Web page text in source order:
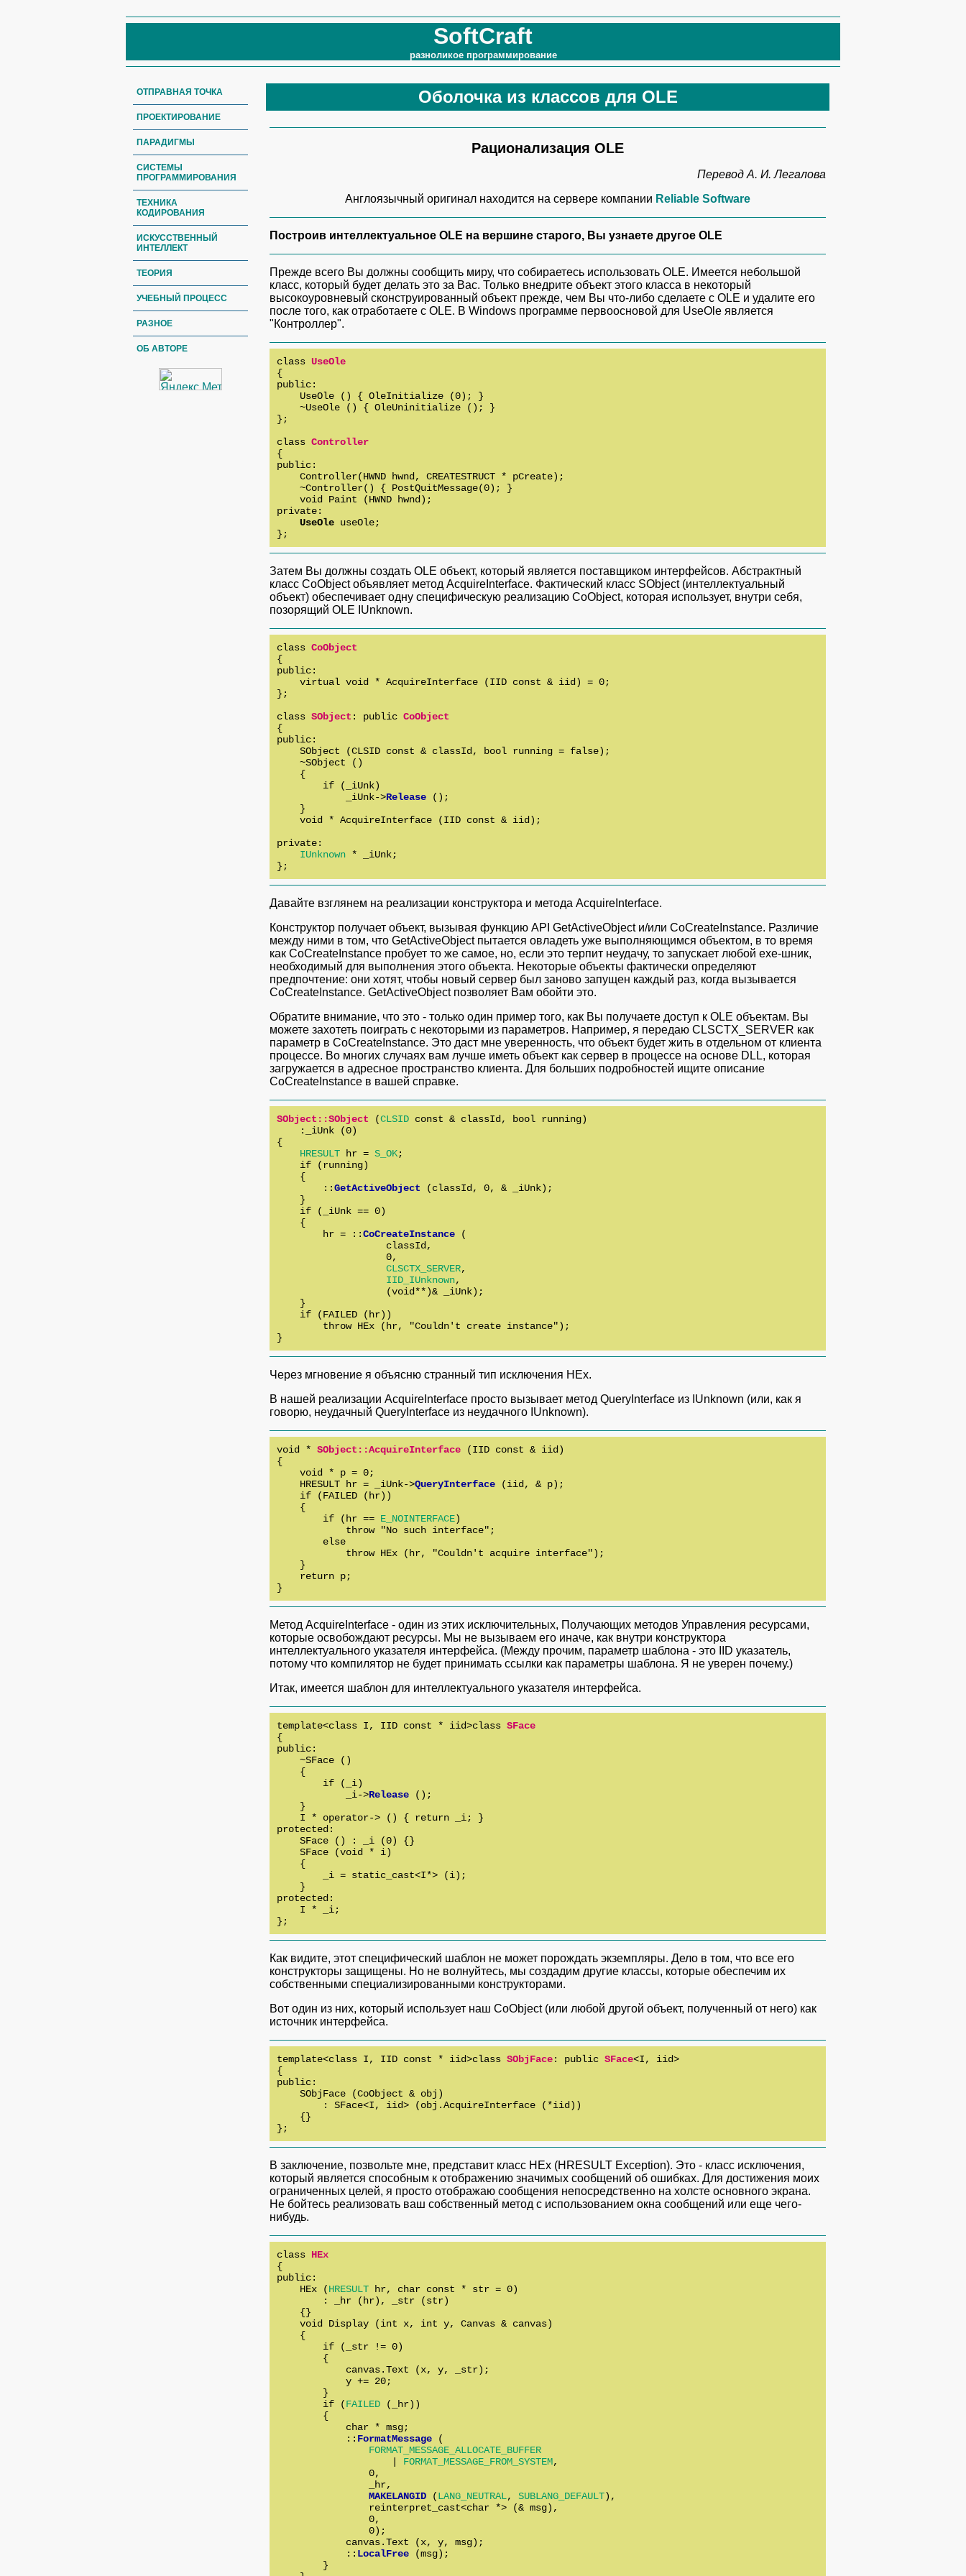
SoftCraft
разноликое программирование
ОТПРАВНАЯ ТОЧКА
ПРОЕКТИРОВАНИЕ
ПАРАДИГМЫ
СИСТЕМЫ
ПРОГРАММИРОВАНИЯ
ТЕХНИКА
КОДИРОВАНИЯ
ИСКУССТВЕННЫЙ
ИНТЕЛЛЕКТ
ТЕОРИЯ
УЧЕБНЫЙ ПРОЦЕСС
РАЗНОЕ
ОБ АВТОРЕ
Оболочка из классов для OLE
Рационализация OLE
Перевод А. И. Легалова
Англоязычный оригинал находится на сервере компании Reliable Software
Построив интеллектуальное OLE на вершине старого, Вы узнаете другое OLE
Прежде всего Вы должны сообщить миру, что собираетесь использовать OLE. Имеется небольшой
класс, который будет делать это за Вас. Только внедрите объект этого класса в некоторый
высокоуровневый сконструированный объект прежде, чем Вы что-либо сделаете с OLE и удалите его
после того, как отработаете с OLE. В Windows программе первоосновой для UseOle является
"Контроллер".
class UseOle
{
public:
    UseOle () { OleInitialize (0); }
    ~UseOle () { OleUninitialize (); }
};
class Controller
{
public:
    Controller(HWND hwnd, CREATESTRUCT * pCreate);
    ~Controller() { PostQuitMessage(0); }
    void Paint (HWND hwnd);
private:
UseOle useOle;
};
Затем Вы должны создать OLE объект, который является поставщиком интерфейсов. Абстрактный
класс CoObject объявляет метод AcquireInterface. Фактический класс SObject (интеллектуальный
объект) обеспечивает одну специфическую реализацию CoObject, которая использует, внутри себя,
позорящий OLE IUnknown.
class CoObject
{
public:
    virtual void * AcquireInterface (IID const & iid) = 0;
};
class SObject : public CoObject
{
public:
    SObject (CLSID const & classId, bool running = false);
    ~SObject ()
    {
        if (_iUnk)
            _iUnk->
Release ();
    }
    void * AcquireInterface (IID const & iid);
private:
IUnknown * _iUnk;
};
Давайте взглянем на реализации конструктора и метода AcquireInterface.
Конструктор получает объект, вызывая функцию API GetActiveObject и/или CoCreateInstance. Различие
между ними в том, что GetActiveObject пытается овладеть уже выполняющимся объектом, в то время
как CoCreateInstance пробует то же самое, но, если это терпит неудачу, то запускает любой exe-шник,
необходимый для выполнения этого объекта. Некоторые объекты фактически определяют
предпочтение: они хотят, чтобы новый сервер был заново запущен каждый раз, когда вызывается
CoCreateInstance. GetActiveObject позволяет Вам обойти это.
Обратите внимание, что это - только один пример того, как Вы получаете доступ к OLE объектам. Вы
можете захотеть поиграть с некоторыми из параметров. Например, я передаю CLSCTX_SERVER как
параметр в CoCreateInstance. Это даст мне уверенность, что объект будет жить в отдельном от клиента
процессе. Во многих случаях вам лучше иметь объект как сервер в процессе на основе DLL, которая
загружается в адресное пространство клиента. Для больших подробностей ищите описание
CoCreateInstance в вашей справке.
SObject::SObject (CLSID const & classId, bool running)
    :_iUnk (0)
{
HRESULT hr = S_OK;
    if (running)
    {
        ::
GetActiveObject (classId, 0, & _iUnk);
    }
    if (_iUnk == 0)
    {
        hr = ::
CoCreateInstance (
                   classId,
                   0,
CLSCTX_SERVER,
IID_IUnknown,
                   (void**)& _iUnk);
    }
    if (FAILED (hr))
        throw HEx (hr, "Couldn't create instance");
}
Через мгновение я объясню странный тип исключения HEx.
В нашей реализации AcquireInterface просто вызывает метод QueryInterface из IUnknown (или, как я
говорю, неудачный QueryInterface из неудачного IUnknown).
void * SObject::AcquireInterface (IID const & iid)
{
    void * p = 0;
    HRESULT hr = _iUnk->
QueryInterface (iid, & p);
    if (FAILED (hr))
    {
        if (hr ==
E_NOINTERFACE)
            throw "No such interface";
        else
            throw HEx (hr, "Couldn't acquire interface");
    }
    return p;
}
Метод AcquireInterface - один из этих исключительных, Получающих методов Управления ресурсами,
которые освобождают ресурсы. Мы не вызываем его иначе, как внутри конструктора
интеллектуального указателя интерфейса. (Между прочим, параметр шаблона - это IID указатель,
потому что компилятор не будет принимать ссылки как параметры шаблона. Я не уверен почему.)
Итак, имеется шаблон для интеллектуального указателя интерфейса.
template<class I, IID const * iid>class SFace
{
public:
    ~SFace ()
    {
        if (_i)
            _i->
Release ();
    }
    I * operator-> () { return _i; }
protected:
    SFace () : _i (0) {}
    SFace (void * i)
    {
        _i = static_cast<I*> (i);
    }
protected:
    I * _i;
};
Как видите, этот специфический шаблон не может порождать экземпляры. Дело в том, что все его
конструкторы защищены. Но не волнуйтесь, мы создадим другие классы, которые обеспечим их
собственными специализированными конструкторами.
Вот один из них, который использует наш CoObject (или любой другой объект, полученный от него) как
источник интерфейса.
template<class I, IID const * iid>class SObjFace: public SFace<I, iid>
{
public:
    SObjFace (CoObject & obj)
        : SFace<I, iid> (obj.AcquireInterface (*iid))
    {}
};
В заключение, позвольте мне, представит класс HEx (HRESULT Exception). Это - класс исключения,
который является способным к отображению значимых сообщений об ошибках. Для достижения моих
ограниченных целей, я просто отображаю сообщения непосредственно на холсте основного экрана.
Не бойтесь реализовать ваш собственный метод с использованием окна сообщений или еще чего-
нибудь.
class HEx
{
public:
    HEx (
HRESULT hr, char const * str = 0)
        : _hr (hr), _str (str)
    {}
    void Display (int x, int y, Canvas & canvas)
    {
        if (_str != 0)
        {
            canvas.Text (x, y, _str);
            y += 20;
        }
        if (
FAILED (_hr))
        {
            char * msg;
            ::
FormatMessage (
FORMAT_MESSAGE_ALLOCATE_BUFFER
FORMAT_MESSAGE_FROM_SYSTEM,
                0,
                _hr,
MAKELANGID (LANG_NEUTRAL, SUBLANG_DEFAULT),
                reinterpret_cast<char *> (& msg),
                0,
                0);
            canvas.Text (x, y, msg);
            ::
LocalFree (msg);
        }